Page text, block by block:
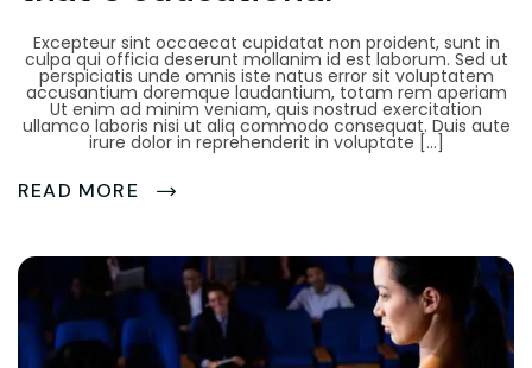
Excepteur sint occaecat cupidatat non proident, sunt in
culpa qui officia deserunt mollanim id est laborum. Sed ut
perspiciatis unde omnis iste natus error sit voluptatem
accusantium doremque laudantium, totam rem aperiam
Ut enim ad minim veniam, quis nostrud exercitation
ullamco laboris nisi ut aliq commodo consequat. Duis aute
irure dolor in reprehenderit in voluptate […]
READ MORE